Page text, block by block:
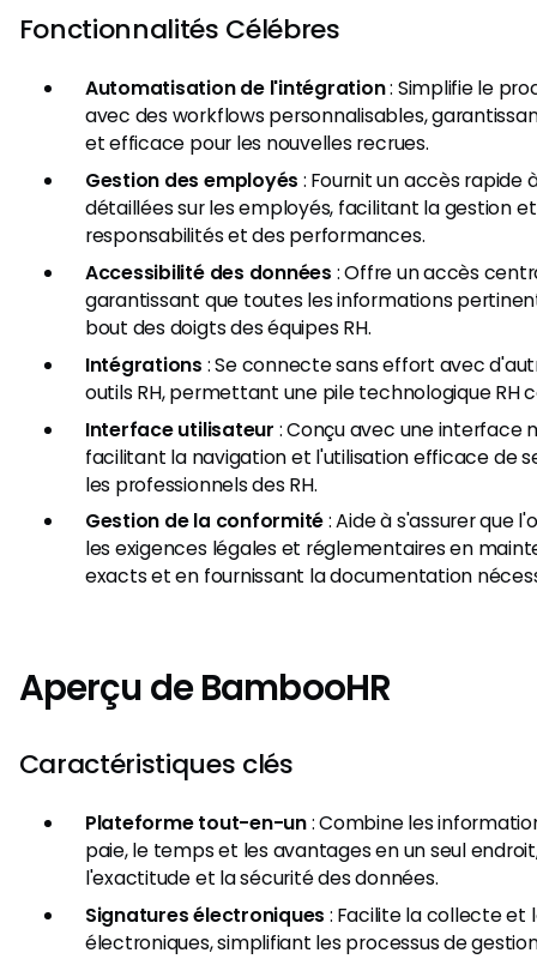
Fonctionnalités Célébres
Automatisation de l'intégration: Simplifie le
avec des workflows personnalisables,
et efficace pour les nouvelles recrues.
Gestion des employés : Fournit un accès rapide
détaillées sur les employés, facilitant la gestion et
responsabilités et des performances.
Accessibilité des données : Offre un accès
garantissant que toutes les informations
bout des doigts des équipes RH.
Intégrations : Se connecte sans effort avec
outils RH, permettant une pile technologique RH
Interface utilisateur : Conçu avec une interface
facilitant la navigation et l'utilisation efficace de
les professionnels des RH.
Gestion de la conformité: Aide à s'assurer que
les exigences légales et réglementaires en
exacts et en fournissant la documentation
Aperçu de BambooHR
Caractéristiques clés
Plateforme tout-en-un: Combine les
paie, le temps et les avantages en un seul
l'exactitude et la sécurité des données.
Signatures électroniques : Facilite la collecte et
électroniques, simplifiant les processus de